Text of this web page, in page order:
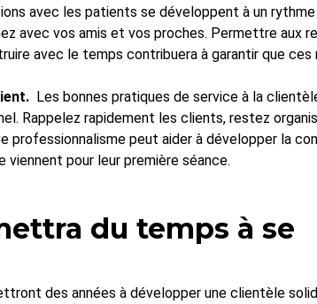
avec les patients se développent à un rythme
avec vos amis et vos proches. Permettre aux
avec le temps contribuera à garantir que ces
Les bonnes pratiques de service à la
Rappelez rapidement les clients, restez
professionnalisme peut aider à développer la
viennent pour leur première séance.
du temps à se
des années à développer une clientèle